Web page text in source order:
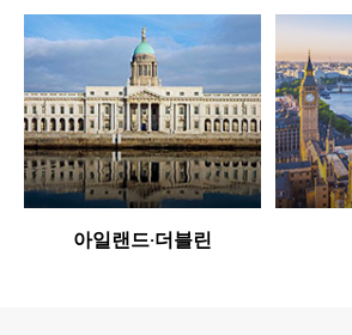
아일랜드·더블린